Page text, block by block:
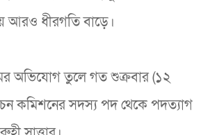
ধীরগতি বাড়ে।
অভিযোগ তুলে গত শুক্রবার (১২
কমিশনের সদস্য পদ থেকে পদত্যাগ